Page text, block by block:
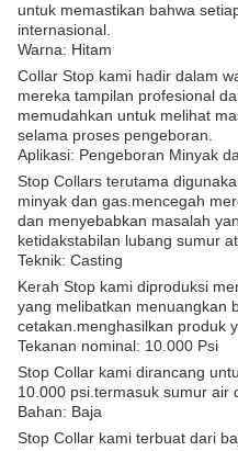
untuk memastikan bahwa
internasional.
Warna: Hitam
Collar Stop kami hadir dalam
mereka tampilan profesional
memudahkan untuk melihat
selama proses pengeboran.
Aplikasi: Pengeboran Minyak
Stop Collars terutama
minyak dan gas.mencegah
dan menyebabkan masalah
ketidakstabilan lubang sumur
Teknik: Casting
Kerah Stop kami diproduksi
yang melibatkan menuangkan
cetakan.menghasilkan produk
Tekanan nominal: 10.000 Psi
Stop Collar kami dirancang
10.000 psi.termasuk sumur air
Bahan: Baja
Stop Collar kami terbuat dari